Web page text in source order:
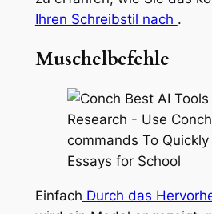
Ihren Schreibstil nach .
Muschelbefehle
Einfach Durch das